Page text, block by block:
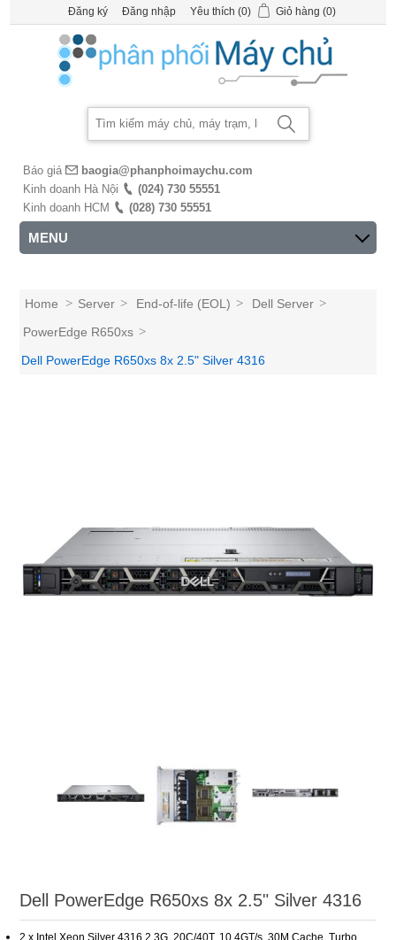
Đăng ký Đăng nhập Yêu thích (0) Giỏ hàng (0)
Báo giá
baogia@phanphoimaychu.com
Kinh doanh Hà Nội
(024) 730 55551
Kinh doanh HCM
(028) 730 55551
MENU
Home > Server > End-of-life (EOL) > Dell Server >
PowerEdge R650xs >
Dell PowerEdge R650xs 8x 2.5" Silver 4316
Dell PowerEdge R650xs 8x 2.5" Silver 4316
2 x Intel Xeon Silver 4316 2.3G, 20C/40T, 10.4GT/s, 30M Cache, Turbo,